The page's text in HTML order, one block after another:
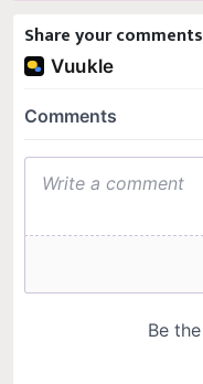
Share your comments